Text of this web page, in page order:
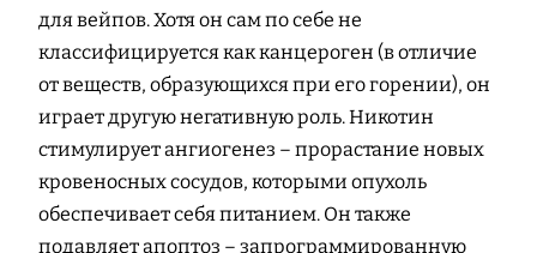
для вейпов. Хотя он сам по себе не
классифицируется как канцероген (в отличие
от веществ, образующихся при его горении), он
играет другую негативную роль. Никотин
стимулирует ангиогенез – прорастание новых
кровеносных сосудов, которыми опухоль
обеспечивает себя питанием. Он также
подавляет апоптоз – запрограммированную